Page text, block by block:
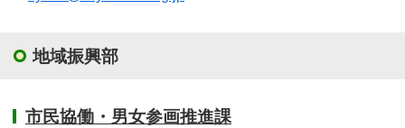
地域振興部
市民協働・男女参画推進課